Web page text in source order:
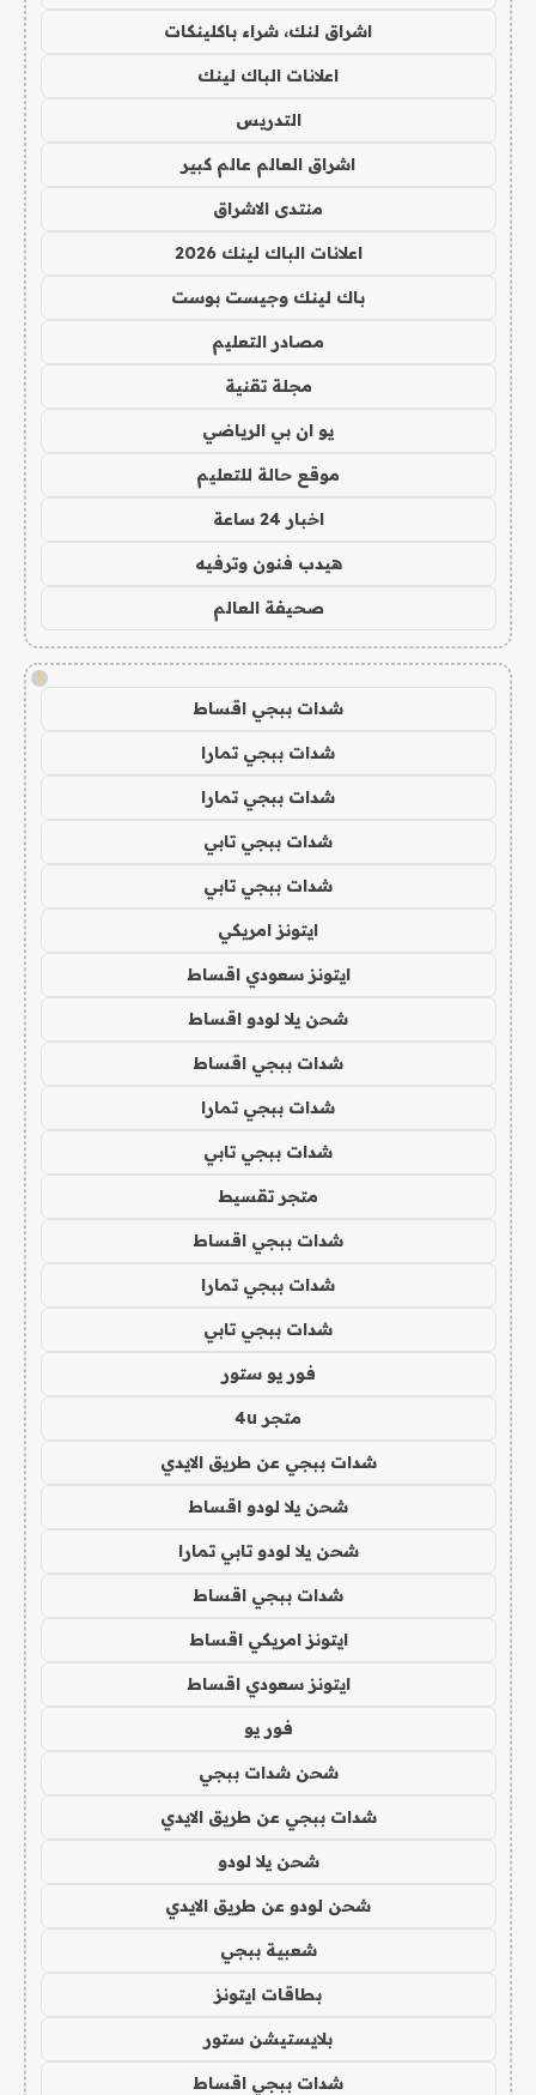
اشراق لنك، شراء باكلينكات
اعلانات الباك لينك
التدريس
اشراق العالم عالم كبير
منتدى الاشراق
اعلانات الباك لينك 2026
باك لينك وجيست بوست
مصادر التعليم
مجلة تقنية
يو ان بي الرياضي
موقع حالة للتعليم
اخبار 24 ساعة
هيدب فنون وترفيه
صحيفة العالم
!
شدات ببجي اقساط
شدات ببجي تمارا
شدات ببجي تمارا
شدات ببجي تابي
شدات ببجي تابي
ايتونز امريكي
ايتونز سعودي اقساط
شحن يلا لودو اقساط
شدات ببجي اقساط
شدات ببجي تمارا
شدات ببجي تابي
متجر تقسيط
شدات ببجي اقساط
شدات ببجي تمارا
شدات ببجي تابي
فور يو ستور
متجر 4u
شدات ببجي عن طريق الايدي
شحن يلا لودو اقساط
شحن يلا لودو تابي تمارا
شدات ببجي اقساط
ايتونز امريكي اقساط
ايتونز سعودي اقساط
فور يو
شحن شدات ببجي
شدات ببجي عن طريق الايدي
شحن يلا لودو
شحن لودو عن طريق الايدي
شعبية ببجي
بطاقات ايتونز
بلايستيشن ستور
شدات ببجي اقساط